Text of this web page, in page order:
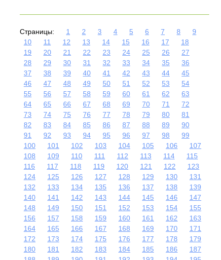
Страницы: 1 2 3 4 5 6 7 8
9
10
11 12 13 14 15 16 17
18
19
20 21 22 23 24 25 26
27
28
29 30 31 32 33 34 35
36
37
38 39 40 41 42 43 44
45
46
47 48 49 50 51 52 53
54
55
56 57 58 59 60 61 62
63
64
65 66 67 68 69 70 71
72
73
74 75 76 77 78 79 80
81
82
83 84 85 86 87 88 89
90
91
92 93 94 95 96 97 98
99
100
101 102 103 104 105 106
107
108
109 110 111 112 113 114
115
116
117 118 119 120 121 122
123
124
125 126 127 128 129 130
131
132
133 134 135 136 137 138
139
140
141 142 143 144 145 146
147
148
149 150 151 152 153 154
155
156
157 158 159 160 161 162
163
164
165 166 167 168 169 170
171
172
173 174 175 176 177 178
179
180
181 182 183 184 185 186
187